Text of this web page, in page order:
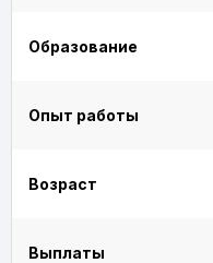
Образование
Опыт работы
Возраст
Выплаты